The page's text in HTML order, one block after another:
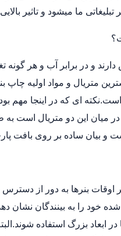
تبلیغاتی ما میشود و تاثیر
و در برابر آب و هر
متریال و مواد اولیه
8_13 انس است.نکته ای که در
میان این دو متریال است
و بیان ساده بر روی بافت
اوقات بنرها به دور از
خود را به بینندگان نشان
ابعاد بزرگ استفاده